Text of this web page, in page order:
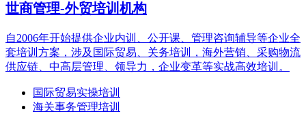
世商管理-外贸培训机构
自2006年开始提供企业内训、公开课、管理咨询辅导等企业全
套培训方案，涉及国际贸易、关务培训，海外营销、采购物流
供应链、中高层管理、领导力，企业变革等实战高效培训。
国际贸易实操培训
海关事务管理培训